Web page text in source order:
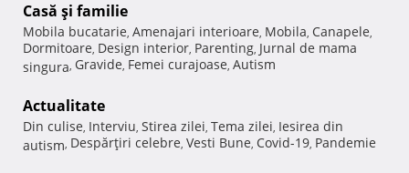
Casă şi familie
Mobila bucatarie, Amenajari interioare, Mobila, Canapele,
Dormitoare, Design interior, Parenting, Jurnal de mama
singura, Gravide, Femei curajoase, Autism
Actualitate
Din culise, Interviu, Stirea zilei, Tema zilei, Iesirea din
autism, Despărţiri celebre, Vesti Bune, Covid-19, Pandemie